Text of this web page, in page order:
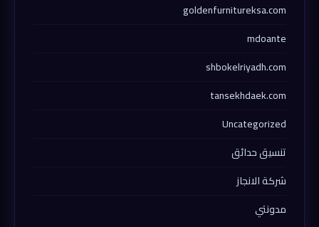
goldenfurnitureksa.com
mdoante
shbokelriyadh.com
tansekhdaek.com
Uncategorized
تنسيق حدائق
شركة الانجاز
مدونتي